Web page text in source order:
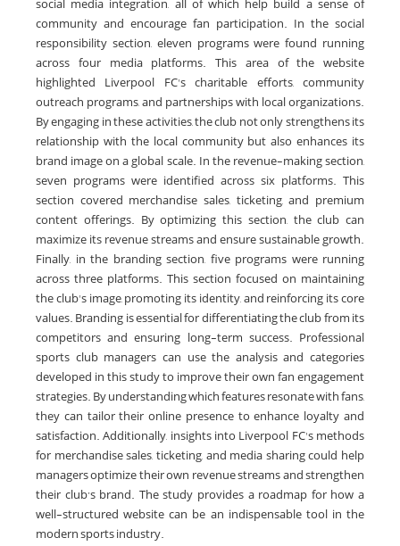
community and encourage fan participation. In the social
responsibility section, eleven programs were found running
across four media platforms. This area of the website
highlighted Liverpool FC's charitable efforts, community
outreach programs, and partnerships with local organizations.
By engaging in these activities, the club not only strengthens its
relationship with the local community but also enhances its
brand image on a global scale. In the revenue-making section,
seven programs were identified across six platforms. This
section covered merchandise sales, ticketing, and premium
content offerings. By optimizing this section, the club can
maximize its revenue streams and ensure sustainable growth.
Finally, in the branding section, five programs were running
across three platforms. This section focused on maintaining
the club's image, promoting its identity, and reinforcing its core
values. Branding is essential for differentiating the club from its
competitors and ensuring long-term success. Professional
sports club managers can use the analysis and categories
developed in this study to improve their own fan engagement
strategies. By understanding which features resonate with fans,
they can tailor their online presence to enhance loyalty and
satisfaction. Additionally, insights into Liverpool FC's methods
for merchandise sales, ticketing, and media sharing could help
managers optimize their own revenue streams and strengthen
their club’s brand. The study provides a roadmap for how a
well-structured website can be an indispensable tool in the
modern sports industry.